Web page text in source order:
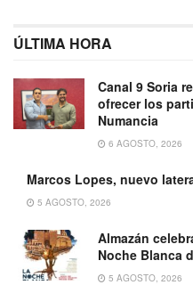
ÚLTIMA HORA
Canal 9 Soria
ofrecer los
Numancia
6 AGOSTO, 2026
Marcos Lopes, nuevo
5 AGOSTO, 2026
Almazán
Noche Blanca
5 AGOSTO, 2026